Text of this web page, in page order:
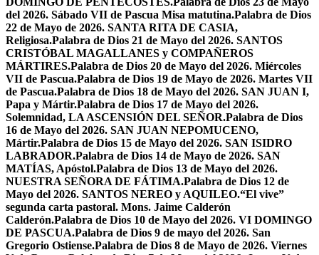
del 2026. Sábado VII de Pascua Misa matutina.Palabra de Dios
22 de Mayo de 2026. SANTA RITA DE CASIA,
Religiosa.Palabra de Dios 21 de Mayo del 2026. SANTOS
CRISTÓBAL MAGALLANES y COMPAÑEROS
MÁRTIRES.Palabra de Dios 20 de Mayo del 2026. Miércoles
VII de Pascua.Palabra de Dios 19 de Mayo de 2026. Martes VII
de Pascua.Palabra de Dios 18 de Mayo del 2026. SAN JUAN I,
Papa y Mártir.Palabra de Dios 17 de Mayo del 2026.
Solemnidad, LA ASCENSIÓN DEL SEÑOR.Palabra de Dios
16 de Mayo del 2026. SAN JUAN NEPOMUCENO,
Mártir.Palabra de Dios 15 de Mayo del 2026. SAN ISIDRO
LABRADOR.Palabra de Dios 14 de Mayo de 2026. SAN
MATÍAS, Apóstol.Palabra de Dios 13 de Mayo del 2026.
NUESTRA SEÑORA DE FÁTIMA.Palabra de Dios 12 de
Mayo del 2026. SANTOS NEREO y AQUILEO.“El vive”
segunda carta pastoral. Mons. Jaime Calderón
Calderón.Palabra de Dios 10 de Mayo del 2026. VI DOMINGO
DE PASCUA.Palabra de Dios 9 de mayo del 2026. San
Gregorio Ostiense.Palabra de Dios 8 de Mayo de 2026. Viernes